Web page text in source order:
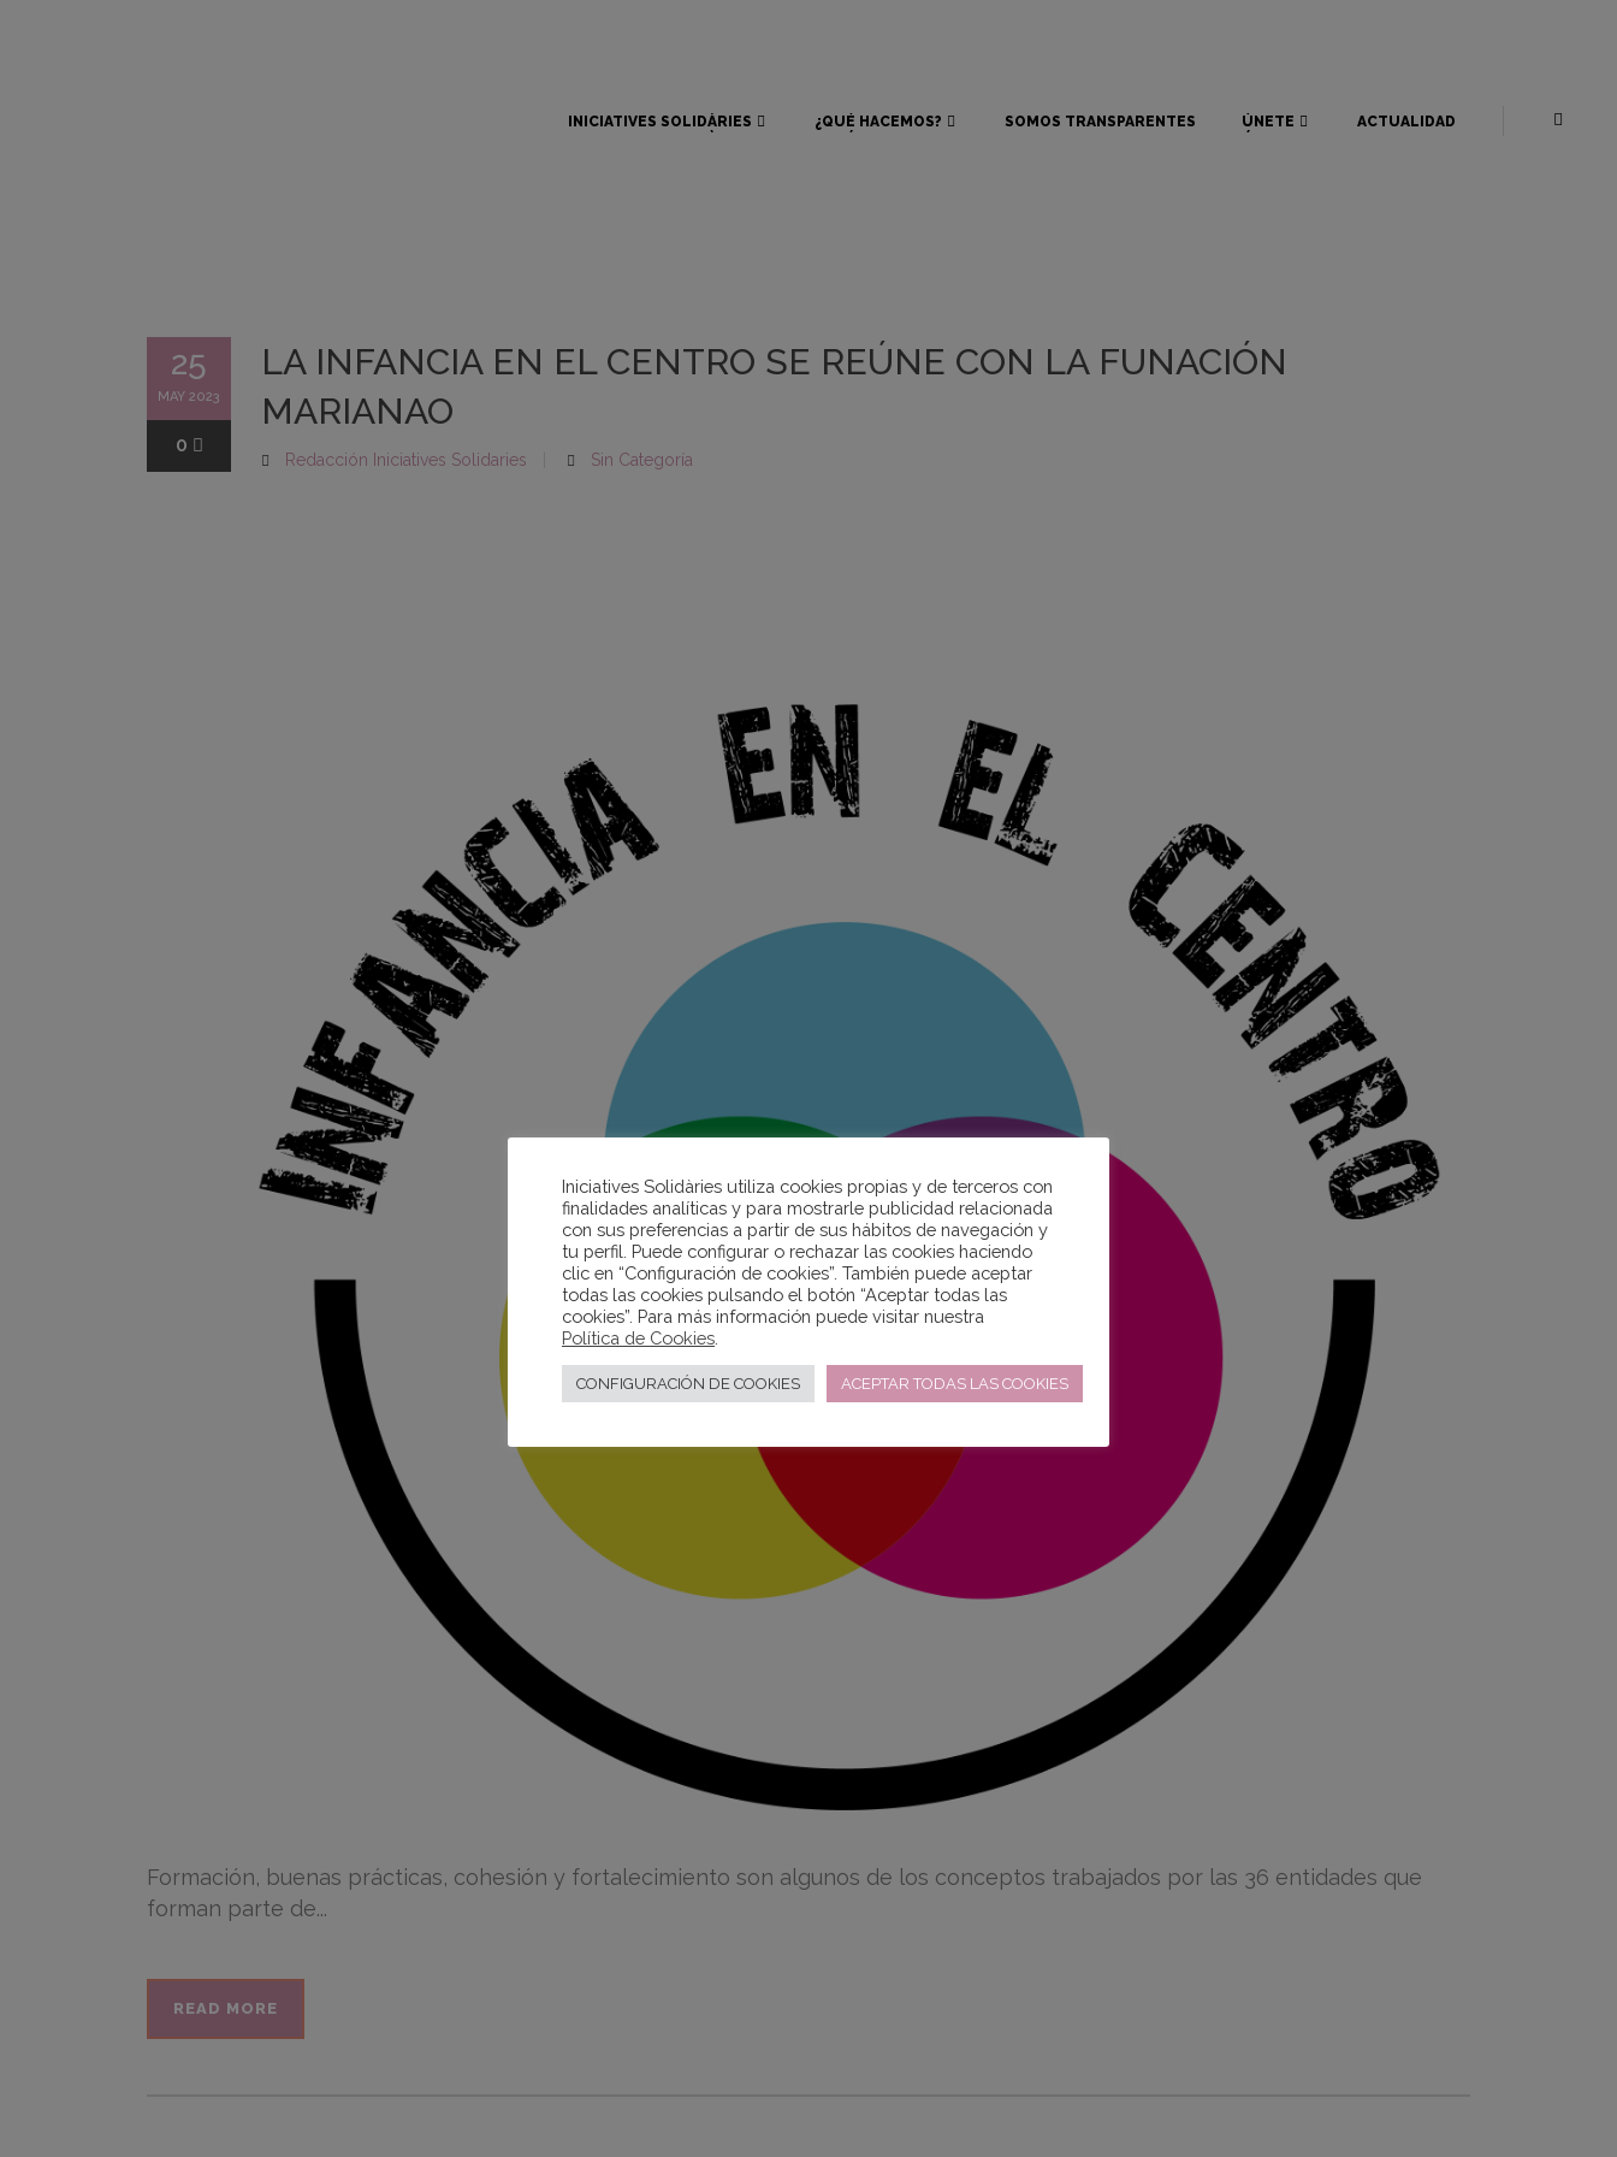
INICIATIVES SOLIDÀRIES
¿QUÉ HACEMOS?
SOMOS TRANSPARENTES
ÚNETE
ACTUALIDAD
25
MAY 2023
0
LA INFANCIA EN EL CENTRO SE REÚNE CON LA FUNACIÓN
MARIANAO
Redacción Iniciatives Solidaries Sin Categoría
Formación, buenas prácticas, cohesión y fortalecimiento son algunos de los conceptos trabajados por las 36 entidades que
forman parte de...
READ MORE
Iniciatives Solidàries utiliza cookies propias y de terceros con
finalidades analíticas y para mostrarle publicidad relacionada
con sus preferencias a partir de sus hábitos de navegación y
tu perfil. Puede configurar o rechazar las cookies haciendo
clic en “Configuración de cookies”. También puede aceptar
todas las cookies pulsando el botón “Aceptar todas las
cookies”. Para más información puede visitar nuestra
Política de Cookies
CONFIGURACIÓN DE COOKIES ACEPTAR TODAS LAS COOKIES